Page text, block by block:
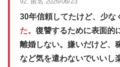
30年信頼してたけど、少な
た。 復讐するために表面的
離婚しない。嫌いだけど、
など気を遣わないでいいし